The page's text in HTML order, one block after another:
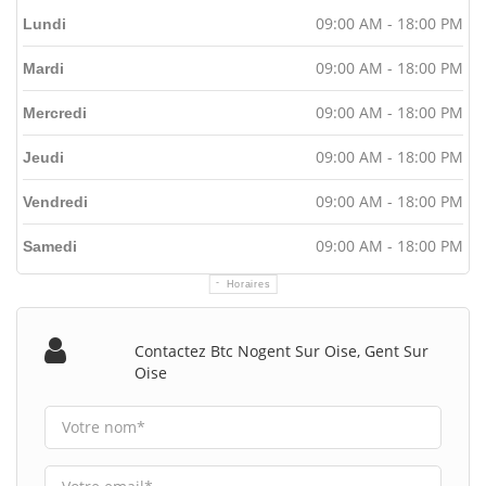
Horaires
Lundi 09:00 AM - 18:00 PM
Mardi 09:00 AM - 18:00 PM
Mercredi 09:00 AM - 18:00 PM
Jeudi 09:00 AM - 18:00 PM
Vendredi 09:00 AM - 18:00 PM
Samedi 09:00 AM - 18:00 PM
Contactez Btc Nogent Sur Oise, Gent Sur
Oise